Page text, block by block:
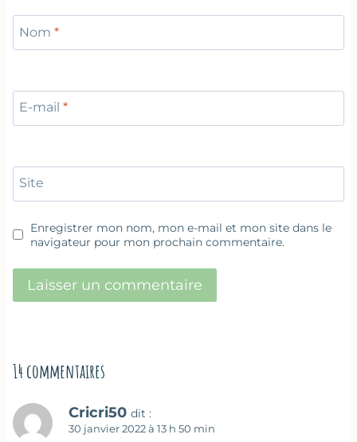
Nom *
E-mail *
Site
Enregistrer mon nom, mon e-mail et mon site dans le
navigateur pour mon prochain commentaire.
14 commentaires
Cricri50 dit :
30 janvier 2022 à 13 h 50 min